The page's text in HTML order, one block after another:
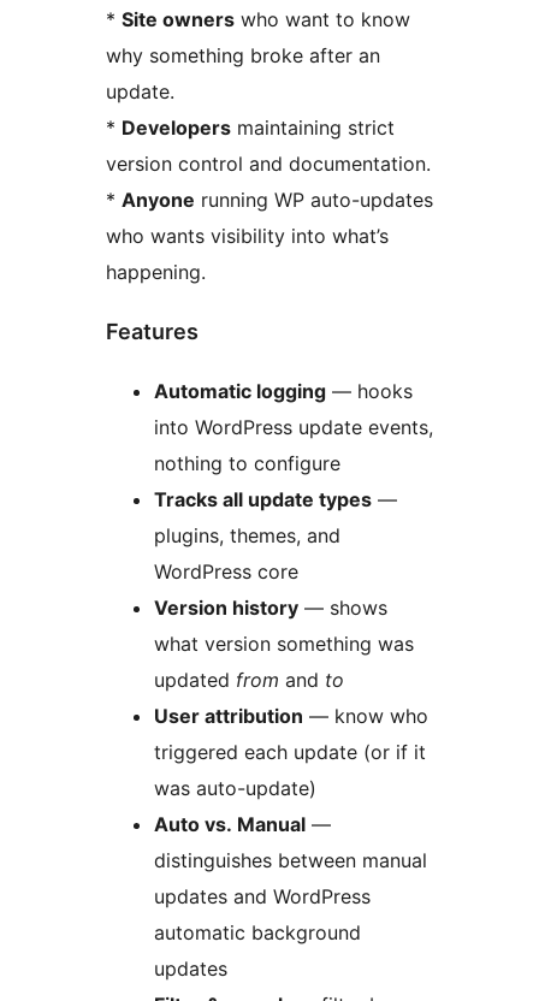
* Site owners who want to know
why something broke after an
update.
* Developers maintaining strict
version control and documentation.
* Anyone running WP auto-updates
who wants visibility into what’s
happening.
Features
Automatic logging — hooks
into WordPress update events,
nothing to configure
Tracks all update types —
plugins, themes, and
WordPress core
Version history — shows
what version something was
updated from and to
User attribution — know who
triggered each update (or if it
was auto-update)
Auto vs. Manual —
distinguishes between manual
updates and WordPress
automatic background
updates